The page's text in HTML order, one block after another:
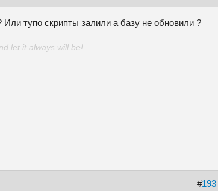
тупо скрипты залили а базу не обновили ?
let it always will be!
#193